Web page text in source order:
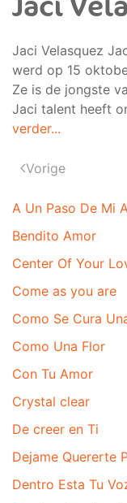
Jaci Velasquez
werd op 15
Ze is de jongste
Jaci talent heeft
verder...
Vorige
A Un Paso De Mi
Bendito Amor
Center Of Your
Come as you are
Como Se Cura
Como Una Flor
Con Tu Amor
Crystal clear
De creer en Ti
Dejame Quererte
Dentro Esta Tu